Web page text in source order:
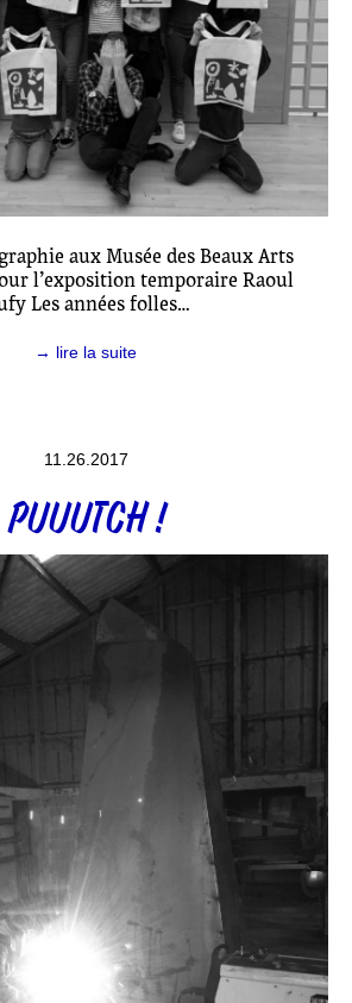
aux Musée des Beaux Arts
l’exposition temporaire Raoul
Les années folles…
→ lire la suite
11.26.2017
PUUUTCH !